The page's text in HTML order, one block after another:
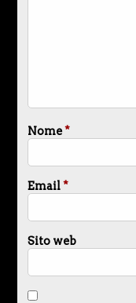
Nome*
Email*
Sito web